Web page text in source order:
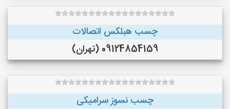
چسب هبلکس اتصالات
09124854159 (تهران)
چسب نسوز سرامیکی